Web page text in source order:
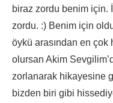
biraz zordu benim için.
zordu. :) Benim için
öykü arasından en
olursan Akim
zorlanarak hikayesine
bizden biri gibi